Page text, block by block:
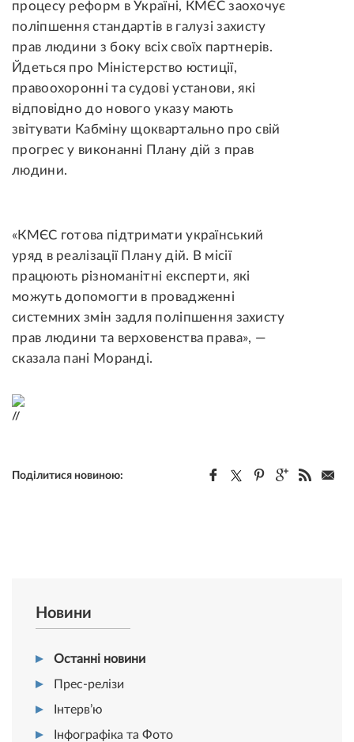
процесу реформ в Україні, КМЄС заохочує
поліпшення стандартів в галузі захисту
прав людини з боку всіх своїх партнерів.
Йдеться про Міністерство юстиції,
правоохоронні та судові установи, які
відповідно до нового указу мають
звітувати Кабміну щоквартально про свій
прогрес у виконанні Плану дій з прав
людини.
«КМЄС готова підтримати український
уряд в реалізації Плану дій. В місії
працюють різноманітні експерти, які
можуть допомогти в провадженні
системних змін задля поліпшення захисту
прав людини та верховенства права», —
сказала пані Моранді.
//
Поділитися новиною:
Новини
Останні новини
Прес-релізи
Інтерв’ю
Інфографіка та Фото